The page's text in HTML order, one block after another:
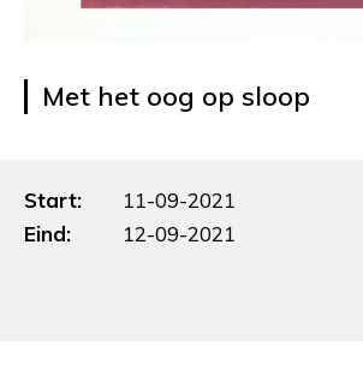
Met het oog op sloop
Start:
11-09-2021
Eind:
12-09-2021